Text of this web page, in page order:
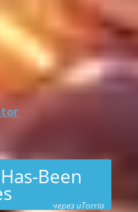
Been
через uTorria